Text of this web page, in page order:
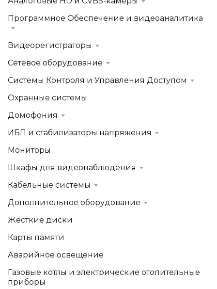
Программное Обеспечение и видеоаналитика
Видеорегистраторы
Сетевое оборудование
Системы Контроля и Управления Доступом
Охранные системы
Домофония
ИБП и стабилизаторы напряжения
Мониторы
Шкафы для видеонаблюдения
Кабельные системы
Дополнительное оборудование
Жёсткие диски
Карты памяти
Аварийное освещение
Газовые котлы и электрические отопительные
приборы